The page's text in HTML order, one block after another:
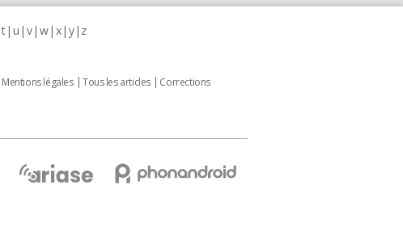
t u v w x y z
Mentions légales Tous les articles
Corrections